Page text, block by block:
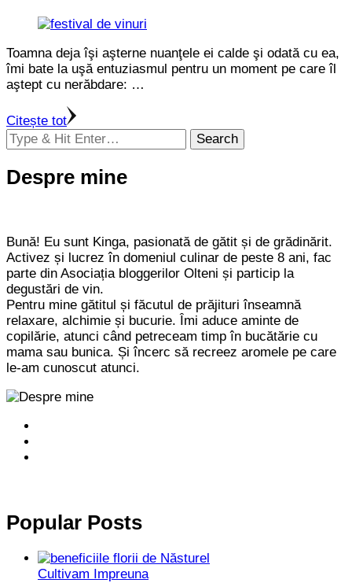
Toamna deja îşi aşterne nuanţele ei calde şi odată cu ea,
îmi bate la uşă entuziasmul pentru un moment pe care îl
aştept cu nerăbdare: …
Citește tot
Looking
for
Something?
Despre mine
Bună! Eu sunt Kinga, pasionată de gătit și de grădinărit.
Activez și lucrez în domeniul culinar de peste 8 ani, fac
parte din Asociația bloggerilor Olteni și particip la
degustări de vin.
Pentru mine gătitul și făcutul de prăjituri înseamnă
relaxare, alchimie și bucurie. Îmi aduce aminte de
copilărie, atunci când petreceam timp în bucătărie cu
mama sau bunica. Și încerc să recreez aromele pe care
le-am cunoscut atunci.
Popular Posts
Cultivam Impreuna